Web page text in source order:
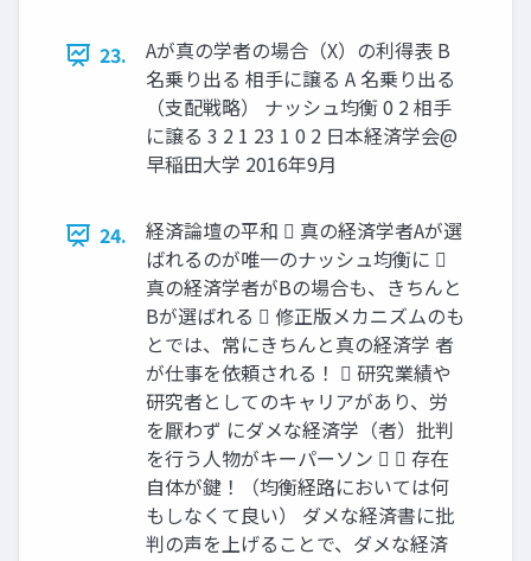
23.
Aが真の学者の場合（X）の利得表 B
名乗り出る 相手に譲る A 名乗り出る
（支配戦略） ナッシュ均衡 0 2 相手
に譲る 3 2 1 23 1 0 2 日本経済学会@
早稲田大学 2016年9月
24.
経済論壇の平和  真の経済学者Aが選
ばれるのが唯一のナッシュ均衡に 
真の経済学者がBの場合も、きちんと
Bが選ばれる  修正版メカニズムのも
とでは、常にきちんと真の経済学 者
が仕事を依頼される！  研究業績や
研究者としてのキャリアがあり、労
を厭わず にダメな経済学（者）批判
を行う人物がキーパーソン   存在
自体が鍵！（均衡経路においては何
もしなくて良い） ダメな経済書に批
判の声を上げることで、ダメな経済